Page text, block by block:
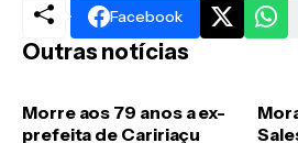
Facebook
Outras notícias
Morre aos 79 anos a ex-
prefeita de Caririaçu